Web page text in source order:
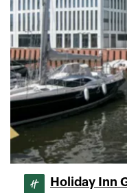
Holiday Inn